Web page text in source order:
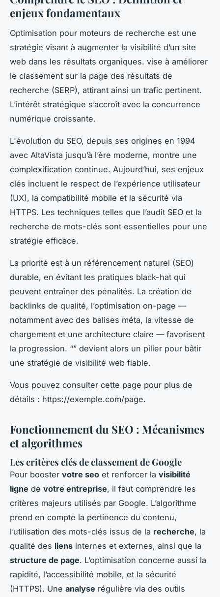
enjeux fondamentaux
Optimisation pour moteurs de recherche est une
stratégie visant à augmenter la visibilité d’un site
web dans les résultats organiques. vise à améliorer
le classement sur la page des résultats de
recherche (SERP), attirant ainsi un trafic pertinent.
L’intérêt stratégique s’accroît avec la concurrence
numérique croissante.
L'évolution du SEO, depuis ses origines en 1994
avec AltaVista jusqu’à l’ère moderne, montre une
complexification continue. Aujourd’hui, ses enjeux
clés incluent le respect de l’expérience utilisateur
(UX), la compatibilité mobile et la sécurité via
HTTPS. Les techniques telles que l’audit SEO et la
recherche de mots-clés sont essentielles pour une
stratégie efficace.
La priorité est à un référencement naturel (SEO)
durable, en évitant les pratiques black-hat qui
peuvent entraîner des pénalités. La création de
backlinks de qualité, l’optimisation on-page —
notamment avec des balises méta, la vitesse de
chargement et une architecture claire — favorisent
la progression. “” devient alors un pilier pour bâtir
une stratégie de visibilité web fiable.
Vous pouvez consulter cette page pour plus de
détails : https://exemple.com/page.
Fonctionnement du SEO : Mécanismes
et algorithmes
Les critères clés de classement de Google
Pour booster votre seo et renforcer la visibilité
ligne de votre entreprise, il faut comprendre les
critères majeurs utilisés par Google. L’algorithme
prend en compte la pertinence du contenu,
l’utilisation des mots-clés issus de la recherche, la
qualité des liens internes et externes, ainsi que la
structure de page. L’optimisation concerne aussi la
rapidité, l’accessibilité mobile, et la sécurité
(HTTPS). Une analyse régulière via des outils